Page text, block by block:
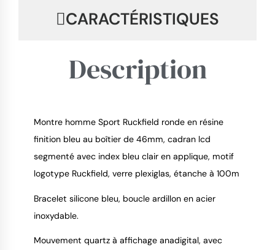
9.4
CARACTÉRISTIQUES
Description
Montre homme Sport Ruckfield ronde en résine
finition bleu au boîtier de 46mm, cadran lcd
segmenté avec index bleu clair en applique, motif
logotype Ruckfield, verre plexiglas, étanche à 100m
Bracelet silicone bleu, boucle ardillon en acier
inoxydable.
Mouvement quartz à affichage anadigital, avec